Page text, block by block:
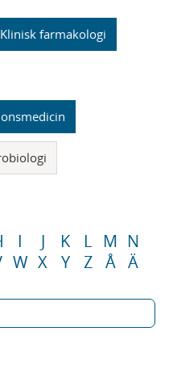
Klinisk farmakologi
I J K L M N
W X Y Z Å Ä